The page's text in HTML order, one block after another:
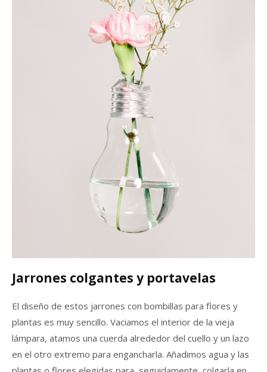
Jarrones colgantes y portavelas
El diseño de estos jarrones con bombillas para flores y
plantas es muy sencillo. Vaciamos el interior de la vieja
lámpara, atamos una cuerda alrededor del cuello y un lazo
en el otro extremo para engancharla. Añadimos agua y las